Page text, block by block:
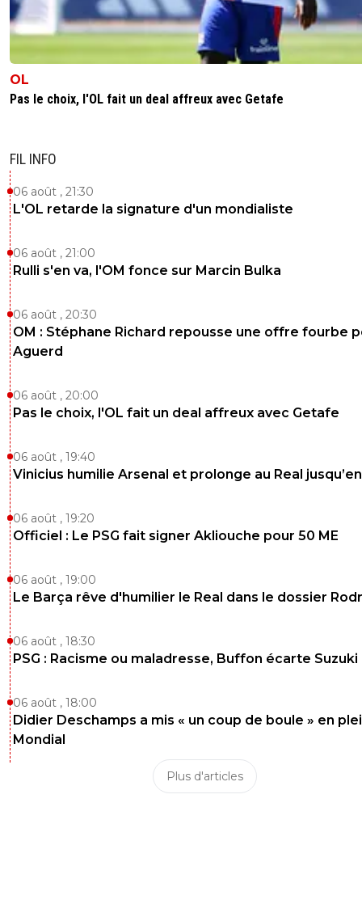
OL
Pas le choix, l'OL fait un deal affreux avec Getafe
FIL INFO
06 août , 21:30
L'OL retarde la signature d'un mondialiste
06 août , 21:00
Rulli s'en va, l'OM fonce sur Marcin Bulka
06 août , 20:30
OM : Stéphane Richard repousse une offre fourbe
Aguerd
06 août , 20:00
Pas le choix, l'OL fait un deal affreux avec Getafe
06 août , 19:40
Vinicius humilie Arsenal et prolonge au Real
06 août , 19:20
Officiel : Le PSG fait signer Akliouche pour 50 ME
06 août , 19:00
Le Barça rêve d'humilier le Real dans le dossier
06 août , 18:30
PSG : Racisme ou maladresse, Buffon écarte Suzuki
06 août , 18:00
Didier Deschamps a mis « un coup de boule » en
Mondial
Plus d'articles